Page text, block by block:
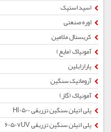
اسید استیک
اوره صنعتی
کریستال ملامین
آمونیاک (مایع)
پارازایلین
آروماتیک سنگین
آمونیاک (گاز)
پلی اتیلن سنگین تزریقی HI0500
پلی اتیلن سنگین تزریقی 60507UV